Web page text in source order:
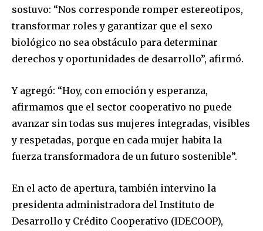
sostuvo: “Nos corresponde romper estereotipos,
transformar roles y garantizar que el sexo
biológico no sea obstáculo para determinar
derechos y oportunidades de desarrollo”, afirmó.
Y agregó: “Hoy, con emoción y esperanza,
afirmamos que el sector cooperativo no puede
avanzar sin todas sus mujeres integradas, visibles
y respetadas, porque en cada mujer habita la
fuerza transformadora de un futuro sostenible”.
En el acto de apertura, también intervino la
presidenta administradora del Instituto de
Desarrollo y Crédito Cooperativo (IDECOOP),